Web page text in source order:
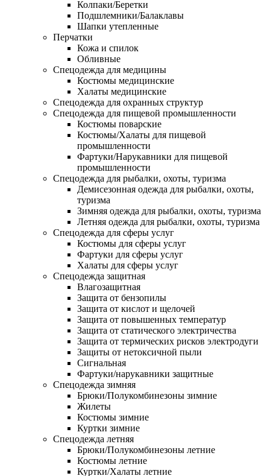
Колпаки/Беретки
Подшлемники/Балаклавы
Шапки утепленные
Перчатки
Кожа и спилок
Обливные
Спецодежда для медицины
Костюмы медицинские
Халаты медицинские
Спецодежда для охранных структур
Спецодежда для пищевой промышленности
Костюмы поварские
Костюмы/Халаты для пищевой
промышленности
Фартуки/Нарукавники для пищевой
промышленности
Спецодежда для рыбалки, охоты, туризма
Демисезонная одежда для рыбалки, охоты,
туризма
Зимняя одежда для рыбалки, охоты, туризма
Летняя одежда для рыбалки, охоты, туризма
Спецодежда для сферы услуг
Костюмы для сферы услуг
Фартуки для сферы услуг
Халаты для сферы услуг
Спецодежда защитная
Влагозащитная
Защита от бензопилы
Защита от кислот и щелочей
Защита от повышенных температур
Защита от статического электричества
Защита от термических рисков электродуги
Защиты от нетоксичной пыли
Сигнальная
Фартуки/нарукавники защитные
Спецодежда зимняя
Брюки/Полукомбинезоны зимние
Жилеты
Костюмы зимние
Куртки зимние
Спецодежда летняя
Брюки/Полукомбинезоны летние
Костюмы летние
Куртки/Халаты летние